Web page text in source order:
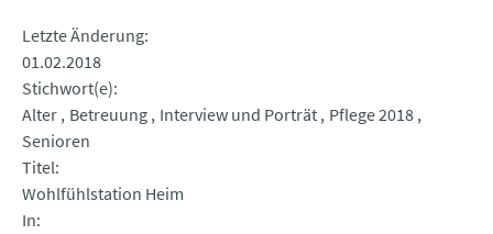
Letzte Änderung
01.02.2018
Stichwort(e)
Alter Betreuung Interview und Porträt Pflege 2018
Senioren
Titel
Wohlfühlstation Heim
In